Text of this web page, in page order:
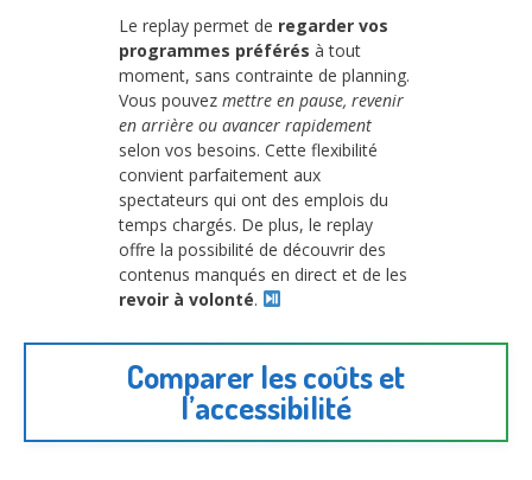
Le replay permet de regarder vos
programmes préférés à tout
moment, sans contrainte de planning.
Vous pouvez mettre en pause, revenir
en arrière ou avancer rapidement
selon vos besoins. Cette flexibilité
convient parfaitement aux
spectateurs qui ont des emplois du
temps chargés. De plus, le replay
offre la possibilité de découvrir des
contenus manqués en direct et de les
revoir à volonté.
Comparer les coûts et
l’accessibilité